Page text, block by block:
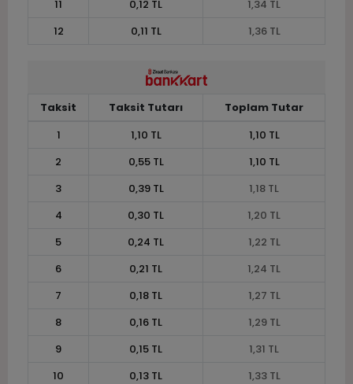
11
0,12 TL
1,34 TL
12
0,11 TL 1,36 TL
Taksit Taksit Tutarı
Toplam Tutar
1
1,10 TL
1,10 TL
2
0,55 TL
1,10 TL
3
0,39 TL
1,18 TL
4
0,30 TL
1,20 TL
5
0,24 TL
1,22 TL
6
0,21 TL
1,24 TL
7
0,18 TL
1,27 TL
8
0,16 TL
1,29 TL
9
0,15 TL
1,31 TL
10
0,13 TL
1,33 TL